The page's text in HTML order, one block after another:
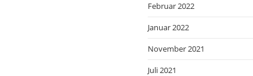
Februar 2022
Januar 2022
November 2021
Juli 2021